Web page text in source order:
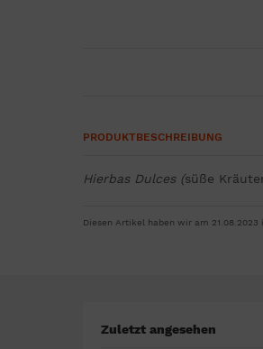
PRODUKTBESCHREIBUNG
Hierbas Dulces (süße
Diesen Artikel haben wir am 21.08.2023
Zuletzt angesehen